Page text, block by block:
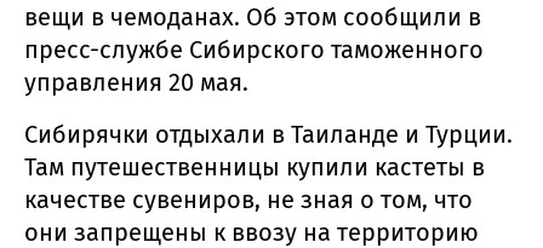
вещи в чемоданах. Об этом сообщили в
пресс-службе Сибирского таможенного
управления 20 мая.
Сибирячки отдыхали в Таиланде и Турции.
Там путешественницы купили кастеты в
качестве сувениров, не зная о том, что
они запрещены к ввозу на территорию